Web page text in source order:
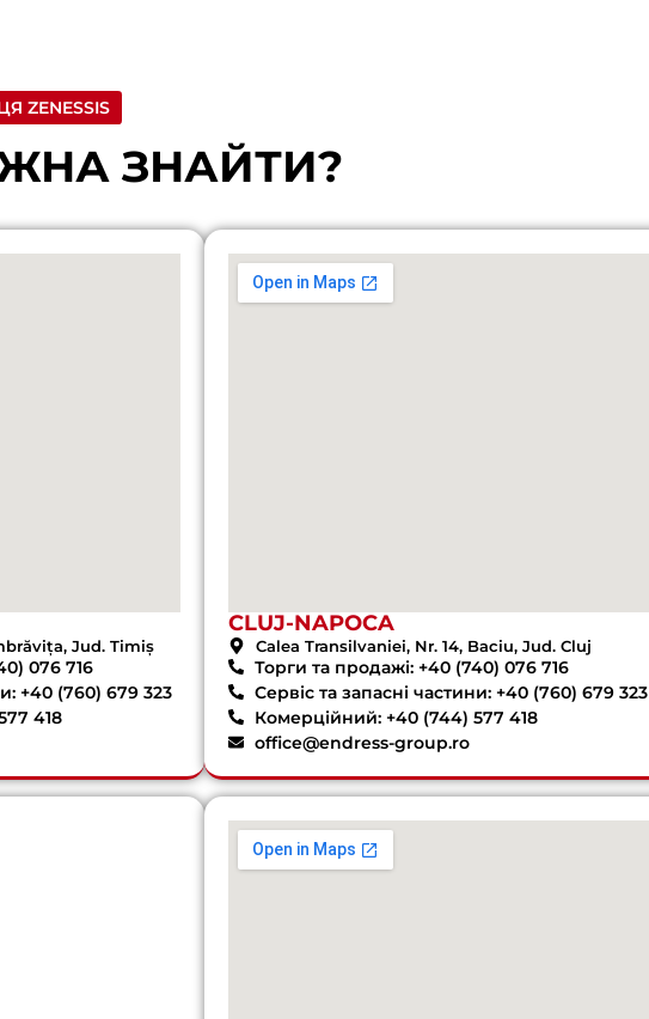
ZENESSIS
ЗНАЙТИ?
Jud. Timiș
076 716
+40 (760) 679 323
418
CLUJ-NAPOCA
Calea Transilvaniei, Nr. 14, Baciu, Jud. Cluj
Торги та продажі: +40 (740) 076 716
Сервіс та запасні частини: +40 (760) 679 323
Комерційний: +40 (744) 577 418
office@endress-group.ro